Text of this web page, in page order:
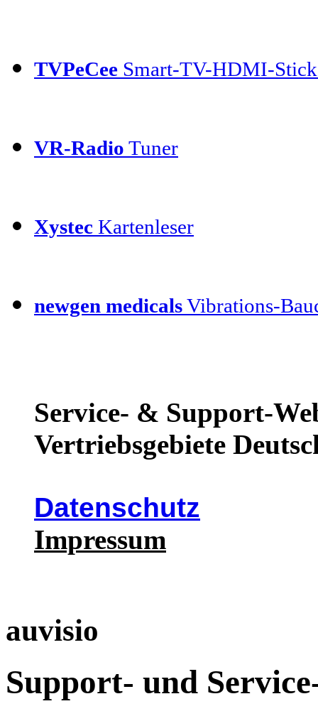
TVPeCee Smart-TV-HDMI-
VR-Radio Tuner
Xystec Kartenleser
newgen medicalsVibrations-
Service- & Support-
Vertriebsgebiete
Datenschutz
Impressum
auvisio
Support- und